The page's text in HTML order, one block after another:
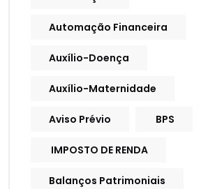
Automação Financeira
Auxílio-Doença
Auxílio-Maternidade
Aviso Prévio BPS
IMPOSTO DE RENDA
Balanços Patrimoniais